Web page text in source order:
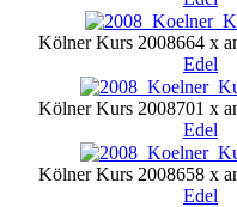
Kölner Kurs 2008664 x
Edel
Kölner Kurs 2008701 x
Edel
Kölner Kurs 2008658 x
Edel